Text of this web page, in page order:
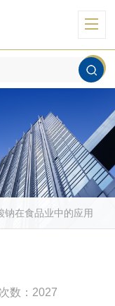
钠在食品业中的应用
数：2027